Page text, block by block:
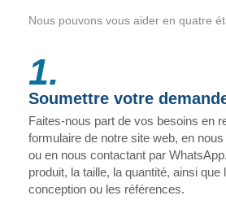
Nous pouvons vous aider en quatre
1.
Soumettre votre
Faites-nous part de vos besoins en
formulaire de notre site web, en
ou en nous contactant par
produit, la taille, la quantité, ainsi que
conception ou les références.